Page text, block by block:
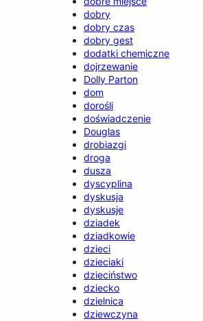
dobry
dobry czas
dobry gest
dodatki chemiczne
dojrzewanie
Dolly Parton
dom
dorośli
doświadczenie
Douglas
drobiazgi
droga
dusza
dyscyplina
dyskusja
dyskusje
dziadek
dziadkowie
dzieci
dzieciaki
dzieciństwo
dziecko
dzielnica
dziewczyna